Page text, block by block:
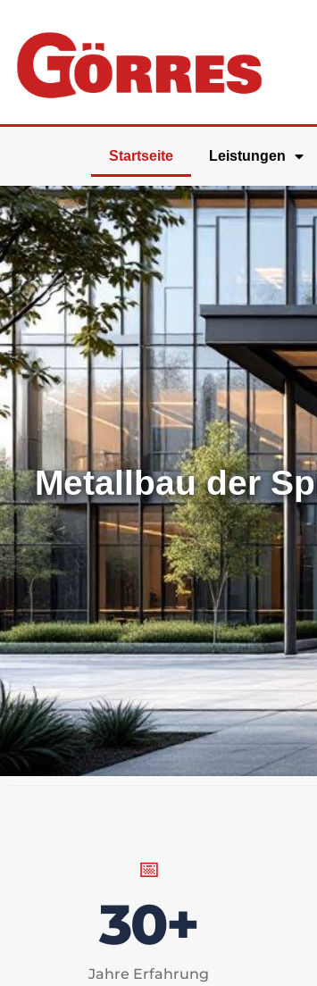
Startseite Leistungen
Metallbau der
📅
30+
Jahre Erfahrung